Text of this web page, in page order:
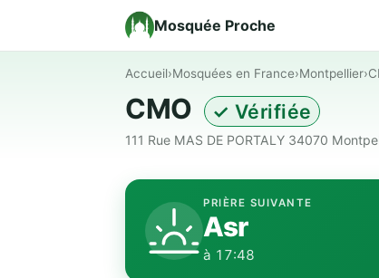
Mosquée Proche
Accueil›Mosquées en France›Montpellier›
CMO ✓ Vérifiée
111 Rue MAS DE PORTALY 34070
PRIÈRE SUIVANTE
Asr
à 17:48